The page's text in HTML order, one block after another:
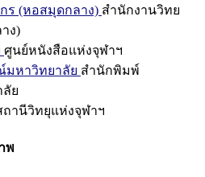
ร (หอสมุดกลาง) สำนักงานวิทย
ง)
ศูนย์หนังสือแห่งจุฬาฯ
มหาวิทยาลัย สำนักพิมพ์
ย
ถานีวิทยุแห่งจุฬาฯ
พ